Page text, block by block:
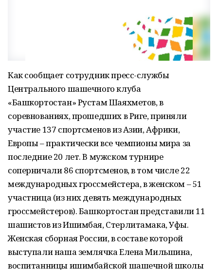
Как сообщает сотрудник пресс-службы
Центрального шашечного клуба
«Башкортостан» Рустам Шаяхметов, в
соревнованиях, прошедших в Риге, приняли
участие 137 спортсменов из Азии, Африки,
Европы – практически все чемпионы мира за
последние 20 лет. В мужском турнире
соперничали 86 спортсменов, в том числе 22
международных гроссмейстера, в женском – 51
участница (из них девять международных
гроссмейстеров). Башкортостан представили 11
шашистов из Ишимбая, Стерлитамака, Уфы.
Женская сборная России, в составе которой
выступали наша землячка Елена Мильшина,
воспитанницы ишимбайской шашечной школы